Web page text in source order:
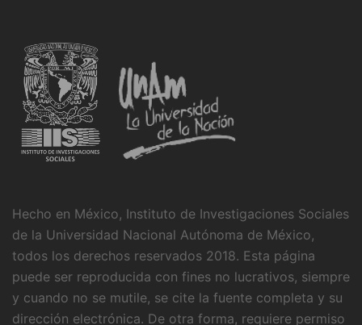
Hecho en México, Instituto de Investigaciones Sociales
de la Universidad Nacional Autónoma de México,
todos los derechos reservados 2018. Esta página
puede ser reproducida con fines no lucrativos, siempre
y cuando no se mutile, se cite la fuente completa y su
dirección electrónica. De otra forma, requiere permiso